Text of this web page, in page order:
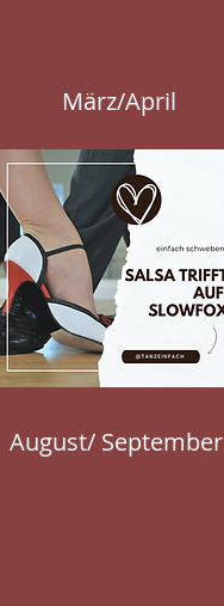
März/April
August/ September